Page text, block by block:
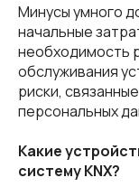
Минусы умного
начальные
необходимость
обслуживания
риски,
персональных
Какие
систему KNX?